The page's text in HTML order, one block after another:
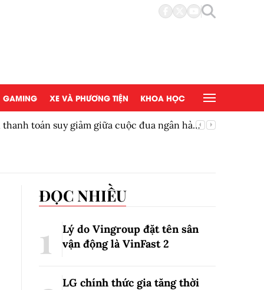
GAMING XE VÀ PHƯƠNG TIỆN KHOA HỌC
toán suy giảm giữa cuộc đua ngân hàng
ĐỌC NHIỀU
Lý do Vingroup đặt tên sân
vận động là VinFast2
LG chính thức gia tăng thời